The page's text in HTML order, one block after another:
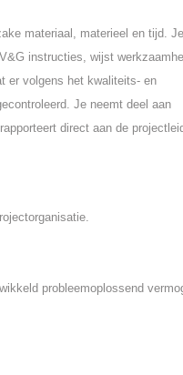
materiaal, materieel en tijd. Je
instructies, wijst
er volgens het kwaliteits- en
Je neemt deel aan
direct aan de
probleemoplossend